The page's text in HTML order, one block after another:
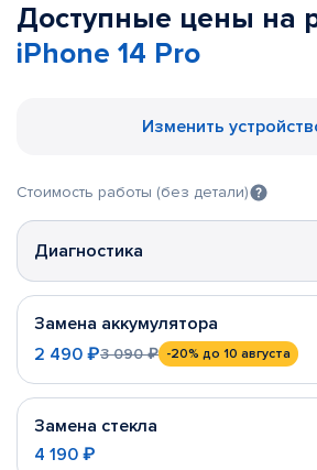
Доступные цены на
iPhone 14 Pro
Изменить
Стоимость работы (без детали)
Диагностика
Замена аккумулятора
2 490 ₽3 090 ₽ -20% до 10 августа
Замена стекла
4 190 ₽